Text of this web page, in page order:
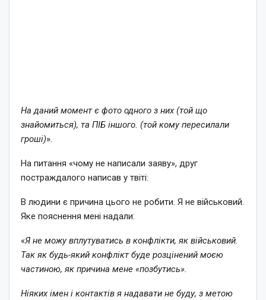
На даний момент є фото одного з них (той що
знайомиться), та ПІБ іншого. (той кому пересилали
гроші)».
На питання «чому не написали заяву», друг
постраждалого написав у твіті:
В людини є причина цього не робити. Я не військовий.
Яке пояснення мені надали:
«Я не можу вплутуватись в конфлікти, як військовий.
Так як будь-який конфлікт буде розцінений моєю
частиною, як причина мене «позбутись».
Ніяких імен і контактів я надавати не буду, з метою